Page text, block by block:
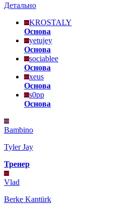
Детально
KROSTALY
Основа
yetujey
Основа
sociablee
Основа
xeus
Основа
s0pp
Основа
Bambino
Tyler Jay
Тренер
Vlad
Berke Kantürk